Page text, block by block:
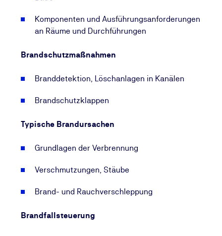
Komponenten und Ausführungsanforderungen
an Räume und Durchführungen
Brandschutzmaßnahmen
Branddetektion, Löschanlagen in Kanälen
Brandschutzklappen
Typische Brandursachen
Grundlagen der Verbrennung
Verschmutzungen, Stäube
Brand- und Rauchverschleppung
Brandfallsteuerung